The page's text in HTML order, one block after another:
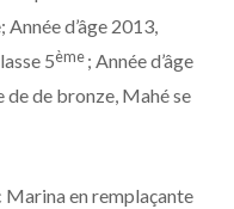
Année d’âge 2013,
5ème; Année d’âge
de bronze, Mahé se
Marina en remplaçante